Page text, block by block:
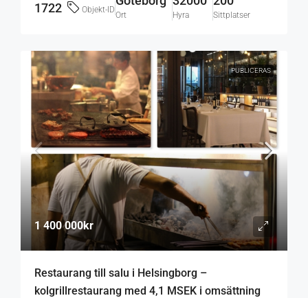
1722 Objekt-ID
Ort Hyra Sittplatser
PUBLICERAS
1 400 000kr
Restaurang till salu i Helsingborg –
kolgrillrestaurang med 4,1 MSEK i omsättning